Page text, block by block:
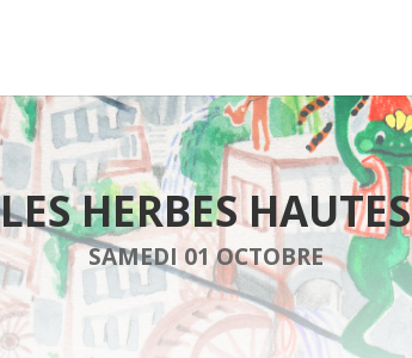
LES HERBES HAUTES
SAMEDI 01 OCTOBRE